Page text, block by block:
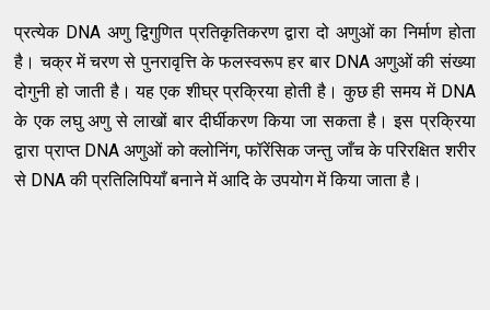
प्रत्येक DNA अणु द्विगुणित प्रतिकृतिकरण द्वारा दो अणुओं का निर्माण होता
है। चक्र में चरण से पुनरावृत्ति के फलस्वरूप हर बार DNA अणुओं की संख्या
दोगुनी हो जाती है। यह एक शीघ्र प्रक्रिया होती है। कुछ ही समय में DNA
के एक लघु अणु से लाखों बार दीर्घीकरण किया जा सकता है। इस प्रक्रिया
द्वारा प्राप्त DNA अणुओं को क्लोनिंग, फॉरेंसिक जन्तु जाँच के परिरक्षित शरीर
से DNA की प्रतिलिपियाँ बनाने में आदि के उपयोग में किया जाता है।